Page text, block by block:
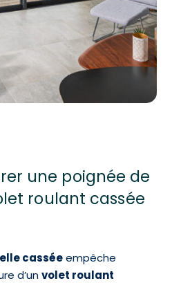
une poignée de
roulant cassée
casséeempêche
d’unvolet roulant